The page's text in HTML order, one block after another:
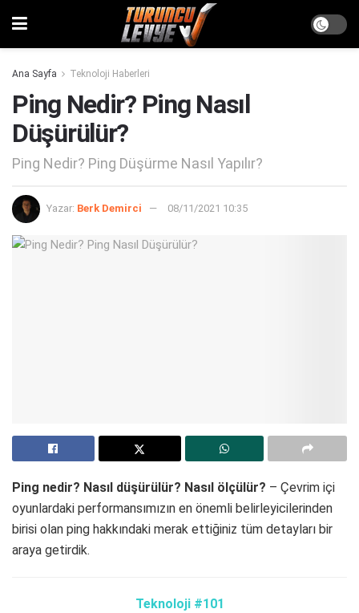
Ana Sayfa Teknoloji Haberleri
Ping Nedir? Ping Nasıl
Düşürülür?
Ping Nedir? Ping Düşürme Nasıl Yapılır?
Yazar: Berk Demirci 08/11/2021 10:35
Ping nedir? Nasıl düşürülür? Nasıl ölçülür? – Çevrim içi
oyunlardaki performansımızın en önemli belirleyicilerinden
birisi olan ping hakkındaki merak ettiğiniz tüm detayları bir
araya getirdik.
Teknoloji #101